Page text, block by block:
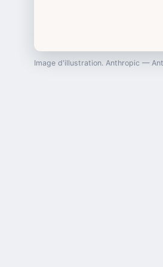
Image d'illustration. Anthropic —